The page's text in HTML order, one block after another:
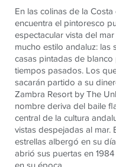
En las colinas de la
encuentra el pintoresco
espectacular vista del
mucho estilo andaluz: las
casas pintadas de
tiempos pasados. Los
sacarán partido a su
Zambra Resort by The
nombre deriva del baile
central de la cultura
vistas despejadas al
estrellas albergó en su
abrió sus puertas en